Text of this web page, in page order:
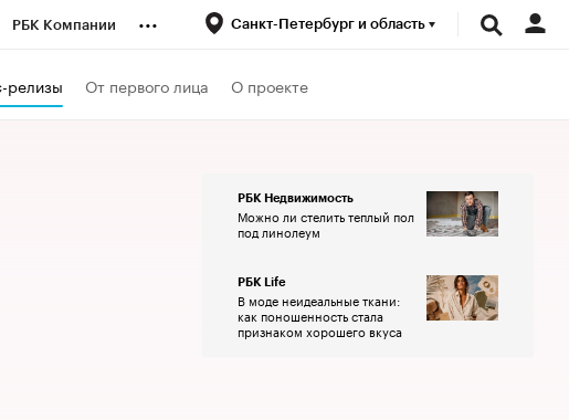
РБК Компании ... Санкт-Петербург и область
релизы От первого лица О проекте
РБК Недвижимость
Можно ли стелить теплый пол
под линолеум
РБК Life
В моде неидеальные ткани:
как поношенность стала
признаком хорошего вкуса